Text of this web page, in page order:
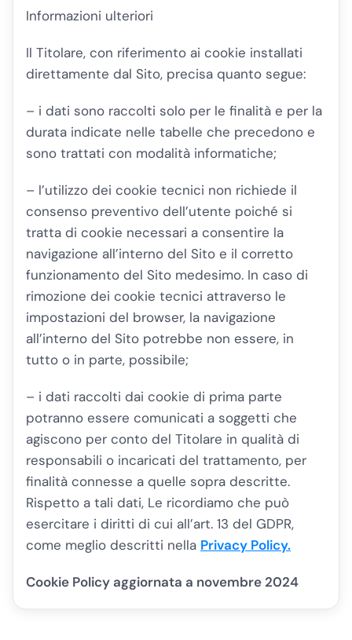
Informazioni ulteriori
Il Titolare, con riferimento ai cookie installati
direttamente dal Sito, precisa quanto segue:
– i dati sono raccolti solo per le finalità e per la
durata indicate nelle tabelle che precedono e
sono trattati con modalità informatiche;
– l’utilizzo dei cookie tecnici non richiede il
consenso preventivo dell’utente poiché si
tratta di cookie necessari a consentire la
navigazione all’interno del Sito e il corretto
funzionamento del Sito medesimo. In caso di
rimozione dei cookie tecnici attraverso le
impostazioni del browser, la navigazione
all’interno del Sito potrebbe non essere, in
tutto o in parte, possibile;
– i dati raccolti dai cookie di prima parte
potranno essere comunicati a soggetti che
agiscono per conto del Titolare in qualità di
responsabili o incaricati del trattamento, per
finalità connesse a quelle sopra descritte.
Rispetto a tali dati, Le ricordiamo che può
esercitare i diritti di cui all’art. 13 del GDPR,
come meglio descritti nella Privacy Policy.
Cookie Policy aggiornata a novembre 2024